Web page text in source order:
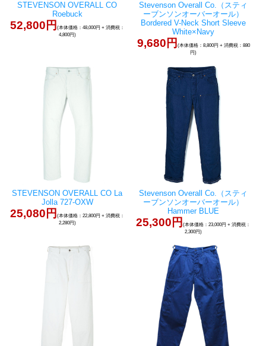
STEVENSON OVERALL CO
Roebuck
52,800円 (本体価格：48,000円 + 消費税：
4,800円)
Stevenson Overall Co.（スティ
ーブンソンオーバーオール）
Bordered V-Neck Short Sleeve
White×Navy
9,680円 (本体価格：8,800円 + 消費税：880
円)
STEVENSON OVERALL CO La
Jolla 727-OXW
25,080円 (本体価格：22,800円 + 消費税：
2,280円)
Stevenson Overall Co.（スティ
ーブンソンオーバーオール）
Hammer BLUE
25,300円(本体価格：23,000円 + 消費税：
2,300円)